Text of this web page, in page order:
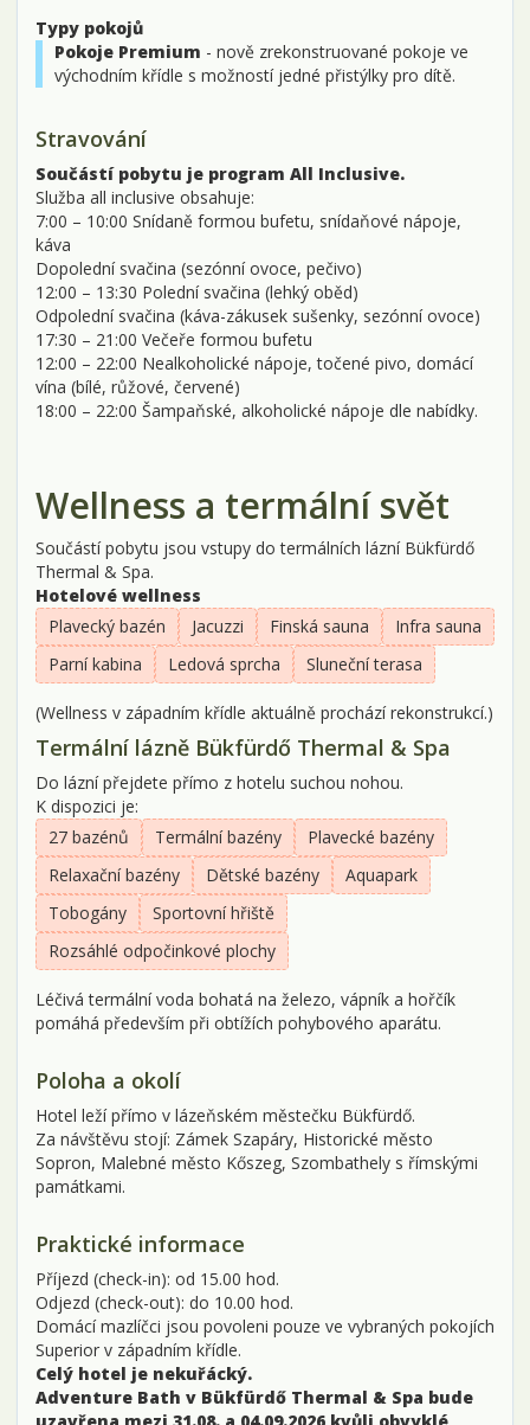
Typy pokojů
Pokoje Premium - nově zrekonstruované pokoje ve
východním křídle s možností jedné přistýlky pro dítě.
Stravování
Součástí pobytu je program All Inclusive.
Služba all inclusive obsahuje:
7:00 – 10:00 Snídaně formou bufetu, snídaňové nápoje,
káva
Dopolední svačina (sezónní ovoce, pečivo)
12:00 – 13:30 Polední svačina (lehký oběd)
Odpolední svačina (káva-zákusek sušenky, sezónní ovoce)
17:30 – 21:00 Večeře formou bufetu
12:00 – 22:00 Nealkoholické nápoje, točené pivo, domácí
vína (bílé, růžové, červené)
18:00 – 22:00 Šampaňské, alkoholické nápoje dle nabídky.
Wellness a termální svět
Součástí pobytu jsou vstupy do termálních lázní Bükfürdő
Thermal & Spa.
Hotelové wellness
Plavecký bazén
Jacuzzi Finská sauna
Infra sauna
Parní kabina
Ledová sprcha Sluneční terasa
(Wellness v západním křídle aktuálně prochází rekonstrukcí.)
Termální lázně Bükfürdő Thermal & Spa
Do lázní přejdete přímo z hotelu suchou nohou.
K dispozici je:
27 bazénů
Termální bazény
Plavecké bazény
Relaxační bazény
Dětské bazény
Aquapark
Tobogány
Sportovní hřiště
Rozsáhlé odpočinkové plochy
Léčivá termální voda bohatá na železo, vápník a hořčík
pomáhá především při obtížích pohybového aparátu.
Poloha a okolí
Hotel leží přímo v lázeňském městečku Bükfürdő.
Za návštěvu stojí: Zámek Szapáry, Historické město
Sopron, Malebné město Kőszeg, Szombathely s římskými
památkami.
Praktické informace
Příjezd (check-in): od 15.00 hod.
Odjezd (check-out): do 10.00 hod.
Domácí mazlíčci jsou povoleni pouze ve vybraných pokojích
Superior v západním křídle.
Celý hotel je nekuřácký.
Adventure Bath v Bükfürdő Thermal & Spa bude
uzavřena mezi 31.08. a 04.09.2026 kvůli obvyklé